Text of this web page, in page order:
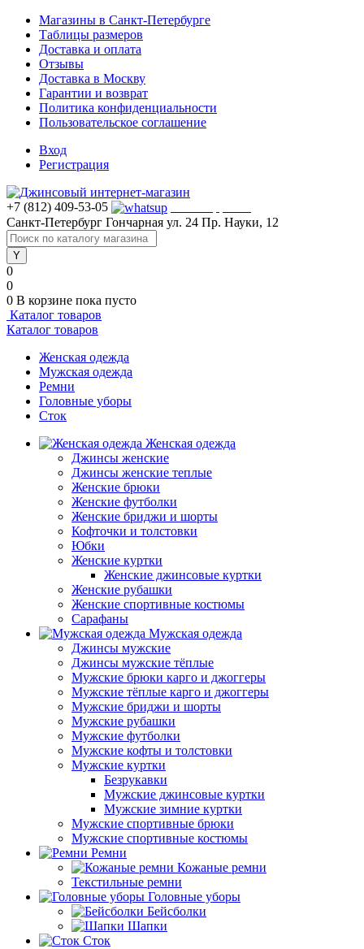
Магазины в Санкт-Петербурге
Таблицы размеров
Доставка и оплата
Отзывы
Доставка в Москву
Гарантии и возврат
Политика конфиденциальности
Пользовательское соглашение
Вход
Регистрация
+7 (812) 409-53-05
Санкт-Петербург Гончарная ул. 24 Пр. Науки, 12
0
0
0 В корзине пока пусто
Каталог товаров
Каталог товаров
Женская одежда
Мужская одежда
Ремни
Головные уборы
Сток
Женская одежда
Джинсы женские
Джинсы женские теплые
Женские брюки
Женские футболки
Женские бриджи и шорты
Кофточки и толстовки
Юбки
Женские куртки
Женские джинсовые куртки
Женские рубашки
Женские спортивные костюмы
Сарафаны
Мужская одежда
Джинсы мужские
Джинсы мужские тёплые
Мужские брюки карго и джоггеры
Мужские тёплые карго и джоггеры
Мужские бриджи и шорты
Мужские рубашки
Мужские футболки
Мужские кофты и толстовки
Мужские куртки
Безрукавки
Мужские джинсовые куртки
Мужские зимние куртки
Мужские спортивные брюки
Мужские спортивные костюмы
Ремни
Кожаные ремни
Текстильные ремни
Головные уборы
Бейсболки
Шапки
Сток